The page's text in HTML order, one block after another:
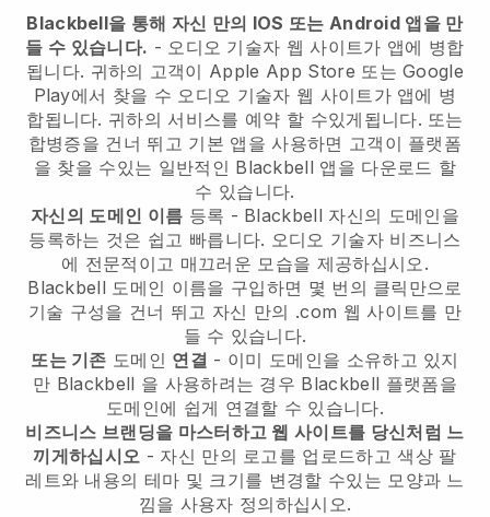
Blackbell을 통해 자신 만의 IOS 또는 Android 앱을 만
들 수 있습니다. - 오디오 기술자 웹 사이트가 앱에 병합
됩니다. 귀하의 고객이 Apple App Store 또는 Google
Play에서 찾을 수 오디오 기술자 웹 사이트가 앱에 병
합됩니다. 귀하의 서비스를 예약 할 수있게됩니다. 또는
합병증을 건너 뛰고 기본 앱을 사용하면 고객이 플랫폼
을 찾을 수있는 일반적인 Blackbell 앱을 다운로드 할
수 있습니다.
자신의 도메인 이름 등록 - Blackbell 자신의 도메인을
등록하는 것은 쉽고 빠릅니다. 오디오 기술자 비즈니스
에 전문적이고 매끄러운 모습을 제공하십시오.
Blackbell 도메인 이름을 구입하면 몇 번의 클릭만으로
기술 구성을 건너 뛰고 자신 만의 .com 웹 사이트를 만
들 수 있습니다.
또는 기존 도메인 연결 - 이미 도메인을 소유하고 있지
만 Blackbell 을 사용하려는 경우 Blackbell 플랫폼을
도메인에 쉽게 연결할 수 있습니다.
비즈니스 브랜딩을 마스터하고 웹 사이트를 당신처럼 느
끼게하십시오 - 자신 만의 로고를 업로드하고 색상 팔
레트와 내용의 테마 및 크기를 변경할 수있는 모양과 느
낌을 사용자 정의하십시오.